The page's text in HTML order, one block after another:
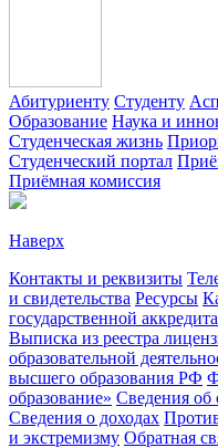
Абитуриенту Студенту
Образование Наука и
Студенческая жизнь
Студенческий портал
Приёмная комиссия
Наверх
Контакты и реквизиты
и свидетельства Ресурсы
государственной
Выписка из реестра
образовательной
высшего образования РФ
образование» Сведения об
Сведения о доходах
и экстремизму Обратная